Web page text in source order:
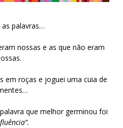
as palavras…
nossas e as que não eram
em roças e joguei uma cuia de
que melhor germinou foi
“.